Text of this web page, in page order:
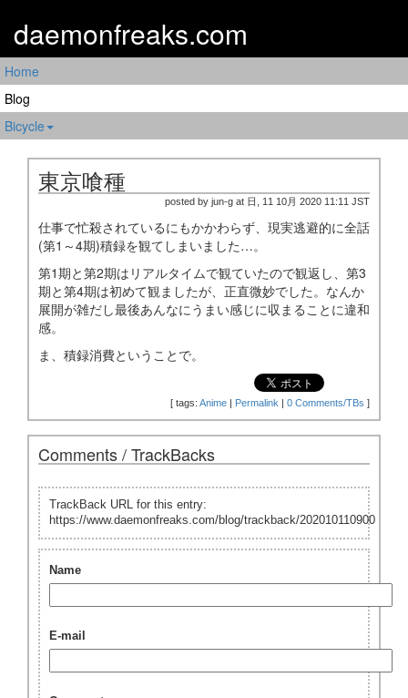
daemonfreaks.com
Home
Blog
Bicycle
東京喰種
posted by jun-g at 日, 11 10月 2020 11:11 JST
仕事で忙殺されているにもかかわらず、現実逃避的に全話
(第1～4期)積録を観てしまいました…。
第1期と第2期はリアルタイムで観ていたので観返し、第3
期と第4期は初めて観ましたが、正直微妙でした。なんか
展開が雑だし最後あんなにうまい感じに収まることに違和
感。
ま、積録消費ということで。
[ tags: Anime | Permalink | 0 Comments/TBs ]
Comments / TrackBacks
TrackBack URL for this entry:
https://www.daemonfreaks.com/blog/trackback/202010110900
Name
E-mail